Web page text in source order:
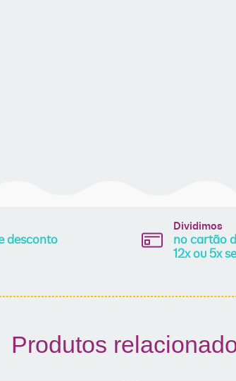
desconto
Dividimos
no cartão
12x ou 5x
Produtos